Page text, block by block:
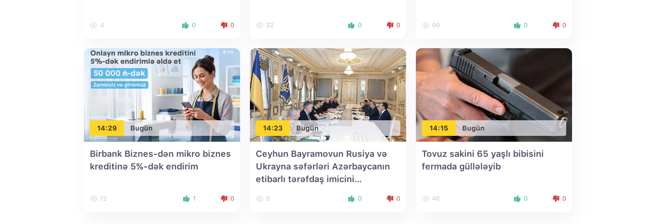
4 0 0 32 0 0 90 0 0
14:29 Bugün
Birbank Biznes-dən mikro biznes
kreditinə 5%-dək endirim
12 1 0
14:23 Bugün
Ceyhun Bayramovun Rusiya və
Ukrayna səfərləri Azərbaycanın
etibarlı tərəfdaş imicini
0 0 0
14:15 Bugün
Tovuz sakini 65 yaşlı bibisini
fermada güllələyib
46 0 0